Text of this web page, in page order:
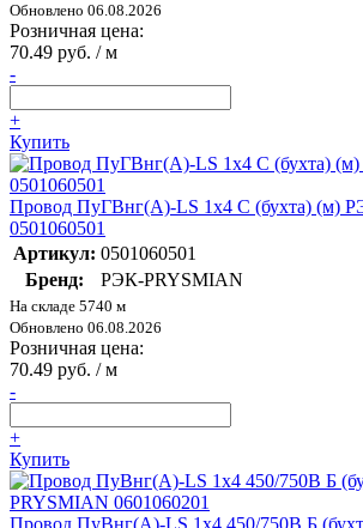
Обновлено 06.08.2026
Розничная цена:
70.49 руб. / м
-
+
Купить
Провод ПуГВнг(А)-LS 1х4 С (бухта) (м)
0501060501
Артикул: 0501060501
Бренд:
РЭК-PRYSMIAN
На складе 5740 м
Обновлено 06.08.2026
Розничная цена:
70.49 руб. / м
-
+
Купить
Провод ПуВнг(А)-LS 1х4 450/750В Б